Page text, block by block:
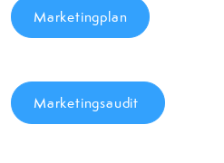
Marketingplan
Marketingsaudit